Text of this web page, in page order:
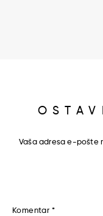
Vaša adresa e-pošte
Komentar *